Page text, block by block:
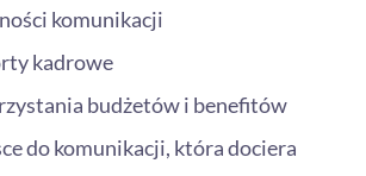
-
i
komunikacji
kadrowe
budżetów i benefitów
do komunikacji, która dociera